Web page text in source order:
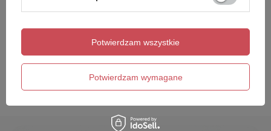
Wyślij opinię
Potwierdzam wymagane
Potwierdzam wszystkie